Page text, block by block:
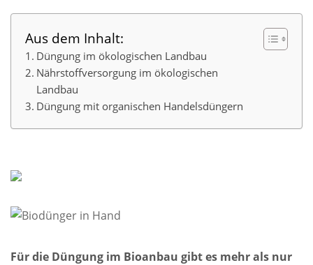
Aus dem Inhalt:
Düngung im ökologischen Landbau
Nährstoffversorgung im ökologischen
Landbau
Düngung mit organischen Handelsdüngern
Für die Düngung im Bioanbau gibt es mehr als nur